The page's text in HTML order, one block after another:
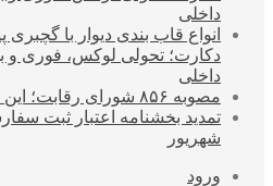
داخلی
انواع قاب بندی دیوار با
دکارت؛ تحولی لوکس، فوری و
داخلی
مصوبه ۸۵۶ شورای رقابت؛ این جاده یک‌طرفه است
شهریور
ورود